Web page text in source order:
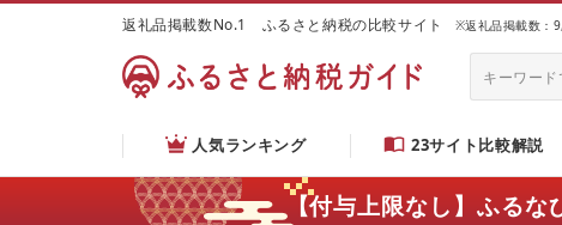
返礼品掲載数No.1 ふるさと納税の比較サイト ※返礼品掲載数：
人気ランキング 23サイト比較解説
【付与上限なし】ふるな